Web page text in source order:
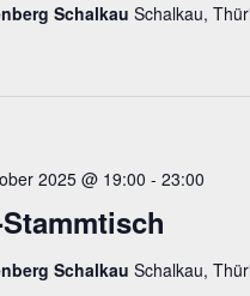
Schalkau Schalkau,
2025 @ 19:00 - 23:00
Schalkau Schalkau,